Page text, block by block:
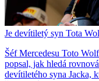
Je devítiletý syn Tota
Šéf Mercedesu Toto
popsal, jak hledá
devítiletého syna Jacka,